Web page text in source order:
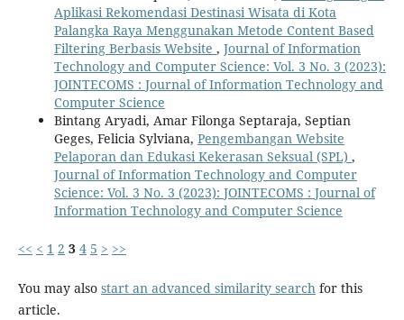
Aplikasi Rekomendasi Destinasi Wisata di Kota
Palangka Raya Menggunakan Metode Content Based
Filtering Berbasis Website , Journal of Information
Technology and Computer Science: Vol. 3 No. 3 (2023):
JOINTECOMS : Journal of Information Technology and
Computer Science
Bintang Aryadi, Amar Filonga Septaraja, Septian
Geges, Felicia Sylviana, Pengembangan Website
Pelaporan dan Edukasi Kekerasan Seksual (SPL) ,
Journal of Information Technology and Computer
Science: Vol. 3 No. 3 (2023): JOINTECOMS : Journal of
Information Technology and Computer Science
<< < 1 2 3 4 5 > >>
You may also start an advanced similarity searchfor this
article.